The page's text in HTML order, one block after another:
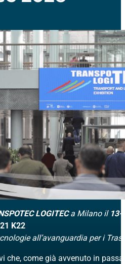
LOGITECa Milano il 13-
K22
all’avanguardia per i
che, come già avvenuto in